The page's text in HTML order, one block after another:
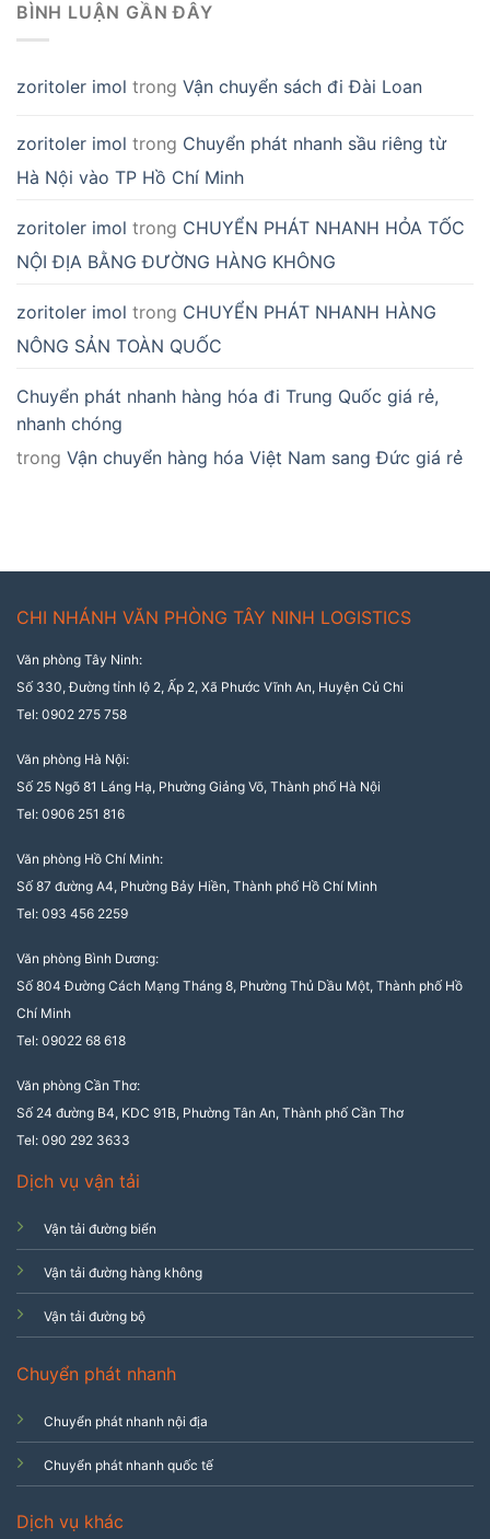
BÌNH LUẬN GẦN ĐÂY
zoritoler imol trong Vận chuyển sách đi Đài Loan
zoritoler imol trong Chuyển phát nhanh sầu riêng từ
Hà Nội vào TP Hồ Chí Minh
zoritoler imol trong CHUYỂN PHÁT NHANH HỎA TỐC
NỘI ĐỊA BẰNG ĐƯỜNG HÀNG KHÔNG
zoritoler imol trong CHUYỂN PHÁT NHANH HÀNG
NÔNG SẢN TOÀN QUỐC
Chuyển phát nhanh hàng hóa đi Trung Quốc giá rẻ,
nhanh chóng
trong Vận chuyển hàng hóa Việt Nam sang Đức giá rẻ
CHI NHÁNH VĂN PHÒNG TÂY NINH LOGISTICS
Văn phòng Tây Ninh:
Số 330, Đường tỉnh lộ 2, Ấp 2, Xã Phước Vĩnh An, Huyện Củ Chi
Tel: 0902 275 758
Văn phòng Hà Nội:
Số 25 Ngõ 81 Láng Hạ, Phường Giảng Võ, Thành phố Hà Nội
Tel: 0906 251 816
Văn phòng Hồ Chí Minh:
Số 87 đường A4, Phường Bảy Hiền, Thành phố Hồ Chí Minh
Tel: 093 456 2259
Văn phòng Bình Dương:
Số 804 Đường Cách Mạng Tháng 8, Phường Thủ Dầu Một, Thành phố Hồ
Chí Minh
Tel: 09022 68 618
Văn phòng Cần Thơ:
Số 24 đường B4, KDC 91B, Phường Tân An, Thành phố Cần Thơ
Tel: 090 292 3633
Dịch vụ vận tải
Vận tải đường biển
Vận tải đường hàng không
Vận tải đường bộ
Chuyển phát nhanh
Chuyển phát nhanh nội địa
Chuyển phát nhanh quốc tế
Dịch vụ khác